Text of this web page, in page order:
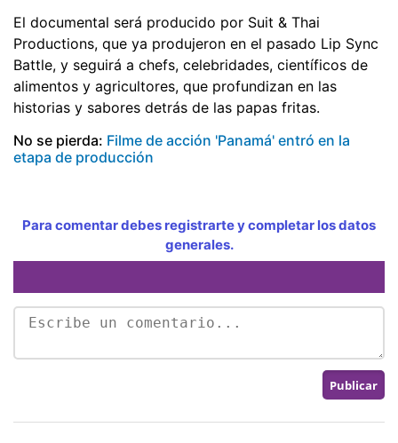
El documental será producido por Suit & Thai
Productions, que ya produjeron en el pasado Lip Sync
Battle, y seguirá a chefs, celebridades, científicos de
alimentos y agricultores, que profundizan en las
historias y sabores detrás de las papas fritas.
No se pierda: Filme de acción 'Panamá' entró en la
etapa de producción
Para comentar debes registrarte y completar los datos
generales.